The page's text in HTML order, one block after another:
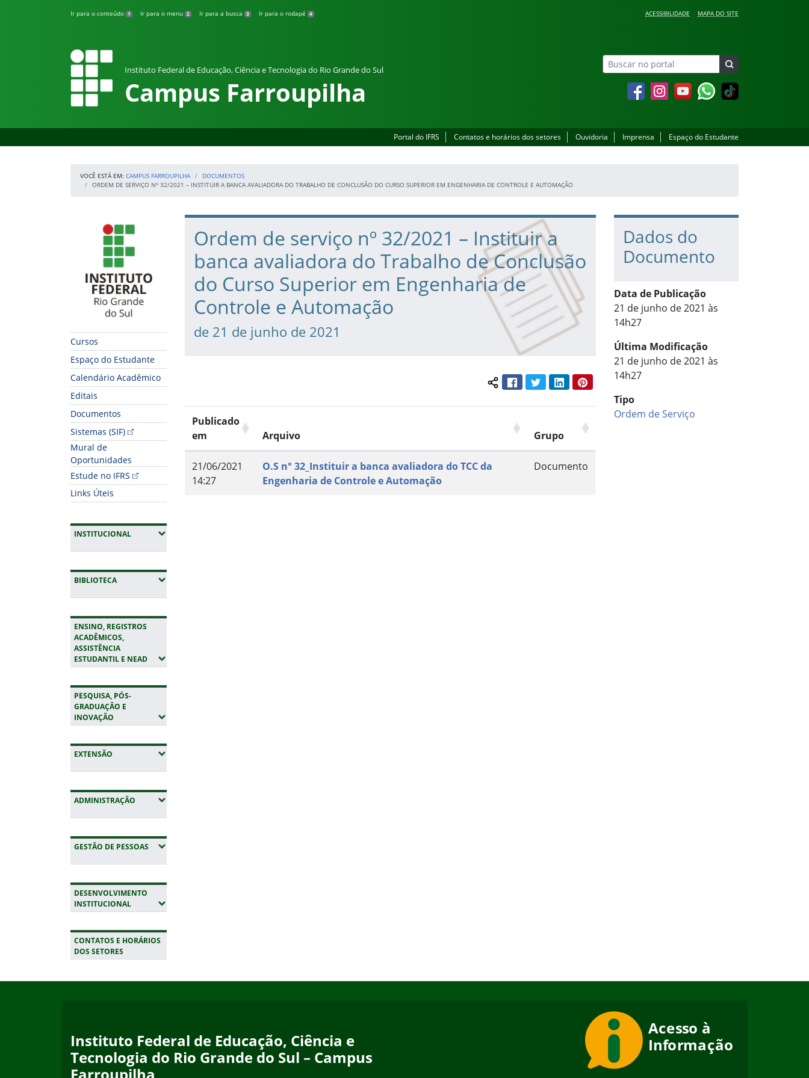
Ir para o conteúdo 1 Ir para o menu 2 Ir para a busca 3 Ir para o rodapé 4 ACESSIBILIDADE MAPA DO SITE
Instituto Federal de Educação, Ciência e Tecnologia do Rio Grande do Sul
Campus Farroupilha FacebookInstagramYouTubeWhatsapp
Portal do IFRS Contatos e horários dos setores Ouvidoria Imprensa Espaço do Estudante
VOCÊ ESTÁ EM: CAMPUS FARROUPILHA
DOCUMENTOS
ORDEM DE SERVIÇO Nº 32/2021 – INSTITUIR A BANCA AVALIADORA DO TRABALHO DE CONCLUSÃO DO CURSO SUPERIOR EM ENGENHARIA DE CONTROLE E AUTOMAÇÃO
Início da navegação
Cursos
Espaço do Estudante
Calendário Acadêmico
Editais
Documentos
Sistemas (SIF)
Mural de
Oportunidades
Estude no IFRS
Links Úteis
INSTITUCIONAL(EXPANDIR SUBMENUS)
BIBLIOTECA(EXPANDIR SUBMENUS)
ENSINO, REGISTROS
ACADÊMICOS,
ASSISTÊNCIA
ESTUDANTIL E NEAD(EXPANDIR SUBMENUS)
PESQUISA, PÓS-
GRADUAÇÃO E
INOVAÇÃO (EXPANDIR SUBMENUS)
EXTENSÃO (EXPANDIR SUBMENUS)
ADMINISTRAÇÃO (EXPANDIR SUBMENUS)
GESTÃO DE PESSOAS (EXPANDIR SUBMENUS)
DESENVOLVIMENTO
INSTITUCIONAL(EXPANDIR SUBMENUS)
CONTATOS E HORÁRIOS
DOS SETORES
Início do conteúdo
Ordem de serviço nº 32/2021 – Instituir a
banca avaliadora do Trabalho de Conclusão
do Curso Superior em Engenharia de
Controle e Automação
de 21 de junho de 2021
Compartilhar conteúdo:
FacebookTwitterLinkedInPinterest
Publicado
em
Arquivo Grupo
21/06/2021
14:27
O.S n° 32_Instituir a banca avaliadora do TCC da
Engenharia de Controle e Automação
Documento
Dados do
Documento
Data de Publicação
21 de junho de 2021 às
14h27
Última Modificação
21 de junho de 2021 às
14h27
Tipo
Ordem de Serviço
Instituto Federal de Educação, Ciência e
Tecnologia do Rio Grande do Sul – Campus
Farroupilha